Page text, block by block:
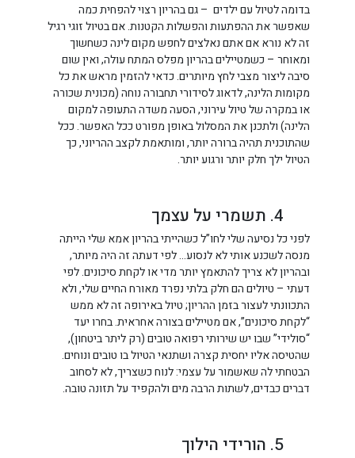
בדומה לטיול עם ילדים – גם בהריון רצוי להפחית כמה
שאפשר את ההפתעות והפשלות הקטנות. אם בטיול זוגי רגיל
זה לא נורא אם אתם נאלצים לחפש מקום לינה כשחשוך
ומאוחר – כשמטיילים בהריון מפלס המתח עולה, ואין שום
סיבה ליצור מצבי לחץ מיותרים. כדאי להזמין מראש את כל
מקומות הלינה, לדאוג לסידורי תחבורה נוחה (מכונית שכורה
או במקרה של טיול עירוני, הסעה משדה התעופה למקום
הלינה) ולתכנן את המסלול באופן מפורט ככל האפשר. ככל
שהתוכנית תהיה ברורה יותר, ומותאמת לקצב ההריוני, כך
הטיול ילך חלק יותר ורגוע יותר.
4. תשמרי על עצמך
לפני כל נסיעה שלי לחו”ל כשהייתי בהריון אמא שלי הייתה
מנסה לשכנע אותי לא לנסוע… לפי דעתה זה היה מיותר,
ובהריון לא צריך להתאמץ יותר מדי או לקחת סיכונים. לפי
דעתי – טיולים הם חלק בלתי נפרד מאורח החיים שלי, ולא
התכוונתי לעצור בזמן ההריון; טיול באירופה זה לא ממש
“לקחת סיכונים”, אם מטיילים בצורה אחראית. בחרו יעד
“סולידי” שבו יש שירותי רפואה טובים (רק ליתר ביטחון),
שהטיסה אליו יחסית קצרה ושתנאי הטיול בו טובים ונוחים.
הבטחתי לה שאשמור על עצמי: לנוח כשצריך, לא לסחוב
דברים כבדים, לשתות הרבה מים ולהקפיד על תזונה טובה.
5. הורידי הילוך